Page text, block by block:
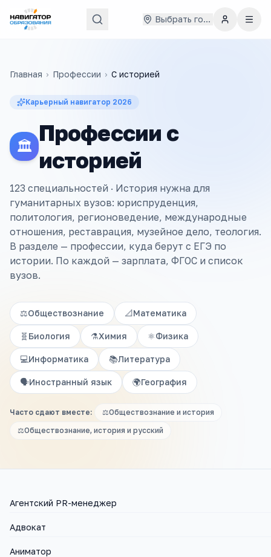
Выбрать город
Главная › Профессии › С историей
Карьерный навигатор 2026
🏛️
Профессии с
историей
123 специальностей · История нужна для
гуманитарных вузов: юриспруденция,
политология, регионоведение, международные
отношения, реставрация, музейное дело, теология.
В разделе — профессии, куда берут с ЕГЭ по
истории. По каждой — зарплата, ФГОС и список
вузов.
⚖️Обществознание 📐Математика
🧬 Биология ⚗️Химия ⚛️Физика
💻Информатика 📚Литература
🗣️Иностранный язык 🌍География
Часто сдают вместе: ⚖️Обществознание и история
⚖️Обществознание, история и русский
Агентский PR-менеджер
Адвокат
Аниматор